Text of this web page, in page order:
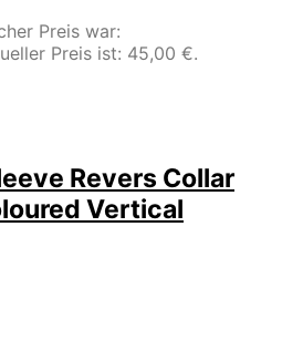
Preis war:
Preis ist: 45,00 €.
Revers Collar
Vertical